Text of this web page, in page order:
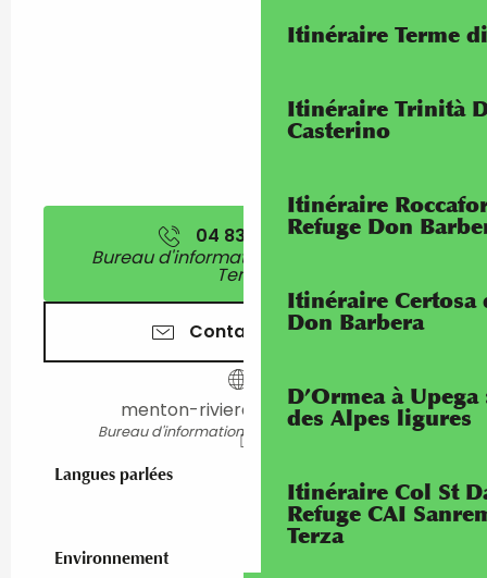
Itinéraire Terme
Itinéraire Trinità
Casterino
Itinéraire
Refuge Don
Itinéraire Certosa
Don Barbera
D’Ormea à
des Alpes ligures
Itinéraire Col St
Refuge CAI
Terza
04 83 93 98▒▒
Bureau d'information touristique de
Tende
Contactez-nous
menton-riviera-merveilles.fr
Bureau d'information touristique de Tende
Langues parlées
Langues parlées
Environnement
Environnement